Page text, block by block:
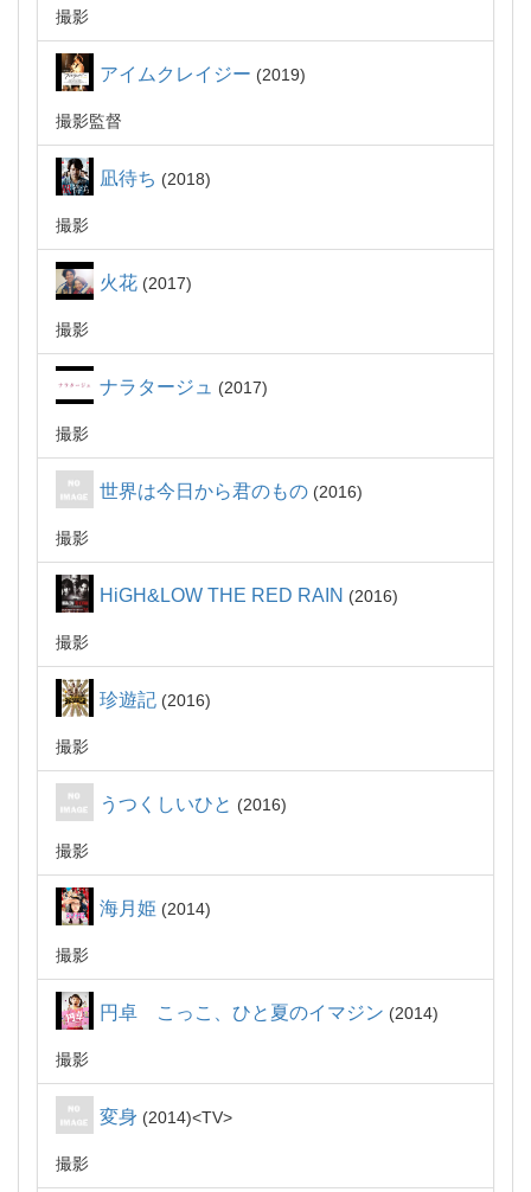
撮影
アイムクレイジー 2019
撮影監督
凪待ち 2018
撮影
火花 2017
撮影
ナラタージュ 2017
撮影
世界は今日から君のもの 2016
撮影
HiGH&LOW THE RED RAIN 2016
撮影
珍遊記 2016
撮影
うつくしいひと 2016
撮影
海月姫 2014
撮影
円卓 こっこ、ひと夏のイマジン 2014
撮影
変身 2014 TV
撮影